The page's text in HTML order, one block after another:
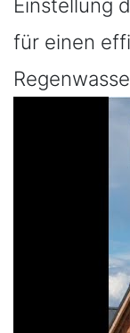
Einstellung
für einen